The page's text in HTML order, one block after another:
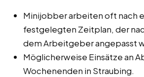
Minijobber arbeiten oft nach
festgelegten Zeitplan, der
dem Arbeitgeber angepasst
Möglicherweise Einsätze an
Wochenenden in Straubing.